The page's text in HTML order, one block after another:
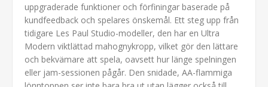
uppgraderade funktioner och förfiningar baserade på
kundfeedback och spelares önskemål. Ett steg upp från
tidigare Les Paul Studio-modeller, den har en Ultra
Modern viktlättad mahognykropp, vilket gör den lättare
och bekvämare att spela, oavsett hur länge spelningen
eller jam-sessionen pågår. Den snidade, AA-flammiga